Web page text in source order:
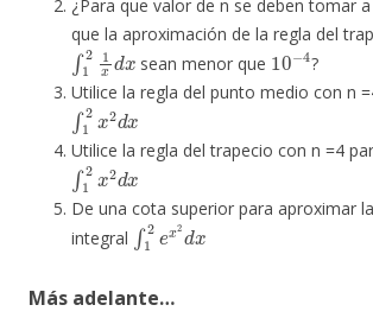
¿Para que valor de n se deben tomar
que la aproximación de la regla del
∫121xdx
sean menor que
10−4
?
Utilice la regla del punto medio con n
∫12x2d x
Utilice la regla del trapecio con n =4
∫12x2d x
De una cota superior para aproximar
integral
∫12ex2dx
Más adelante…